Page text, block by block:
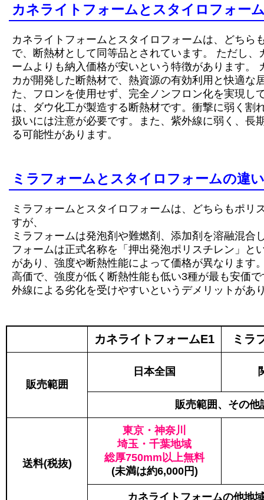
カネライトフォームとスタイロフォー
カネライトフォームとスタイロフォームは、どちら
で、断熱材として同等品とされています。 ただし
ームよりも納入価格が安いという特徴があります。
カが開発した断熱材で、熱資源の有効利用と快適な
た、フロンを使用せず、完全ノンフロン化を実現し
は、ダウ化工が製造する断熱材です。衝撃に弱く割
扱いには注意が必要です。また、紫外線に弱く、長
る可能性があります。
ミラフォームとスタイロフォームの違い
ミラフォームとスタイロフォームは、どちらもポリ
すが、
ミラフォームは発泡剤や難燃剤、添加剤を溶融混合
フォームは正式名称を「押出発泡ポリスチレン」と
があり、強度や断熱性能によって価格が異なります
高価で、強度が低く断熱性能も低い3種が最も安価
外線による劣化を受けやすいというデメリットがあ
カネライトフォームE1 ミラ
販売範囲
日本全国
販売範囲、その他
送料(税抜)
東京・神奈川
埼玉・千葉地域
総厚750mm以上無料
(未満は約6,000円)
カネライトフォームの他地